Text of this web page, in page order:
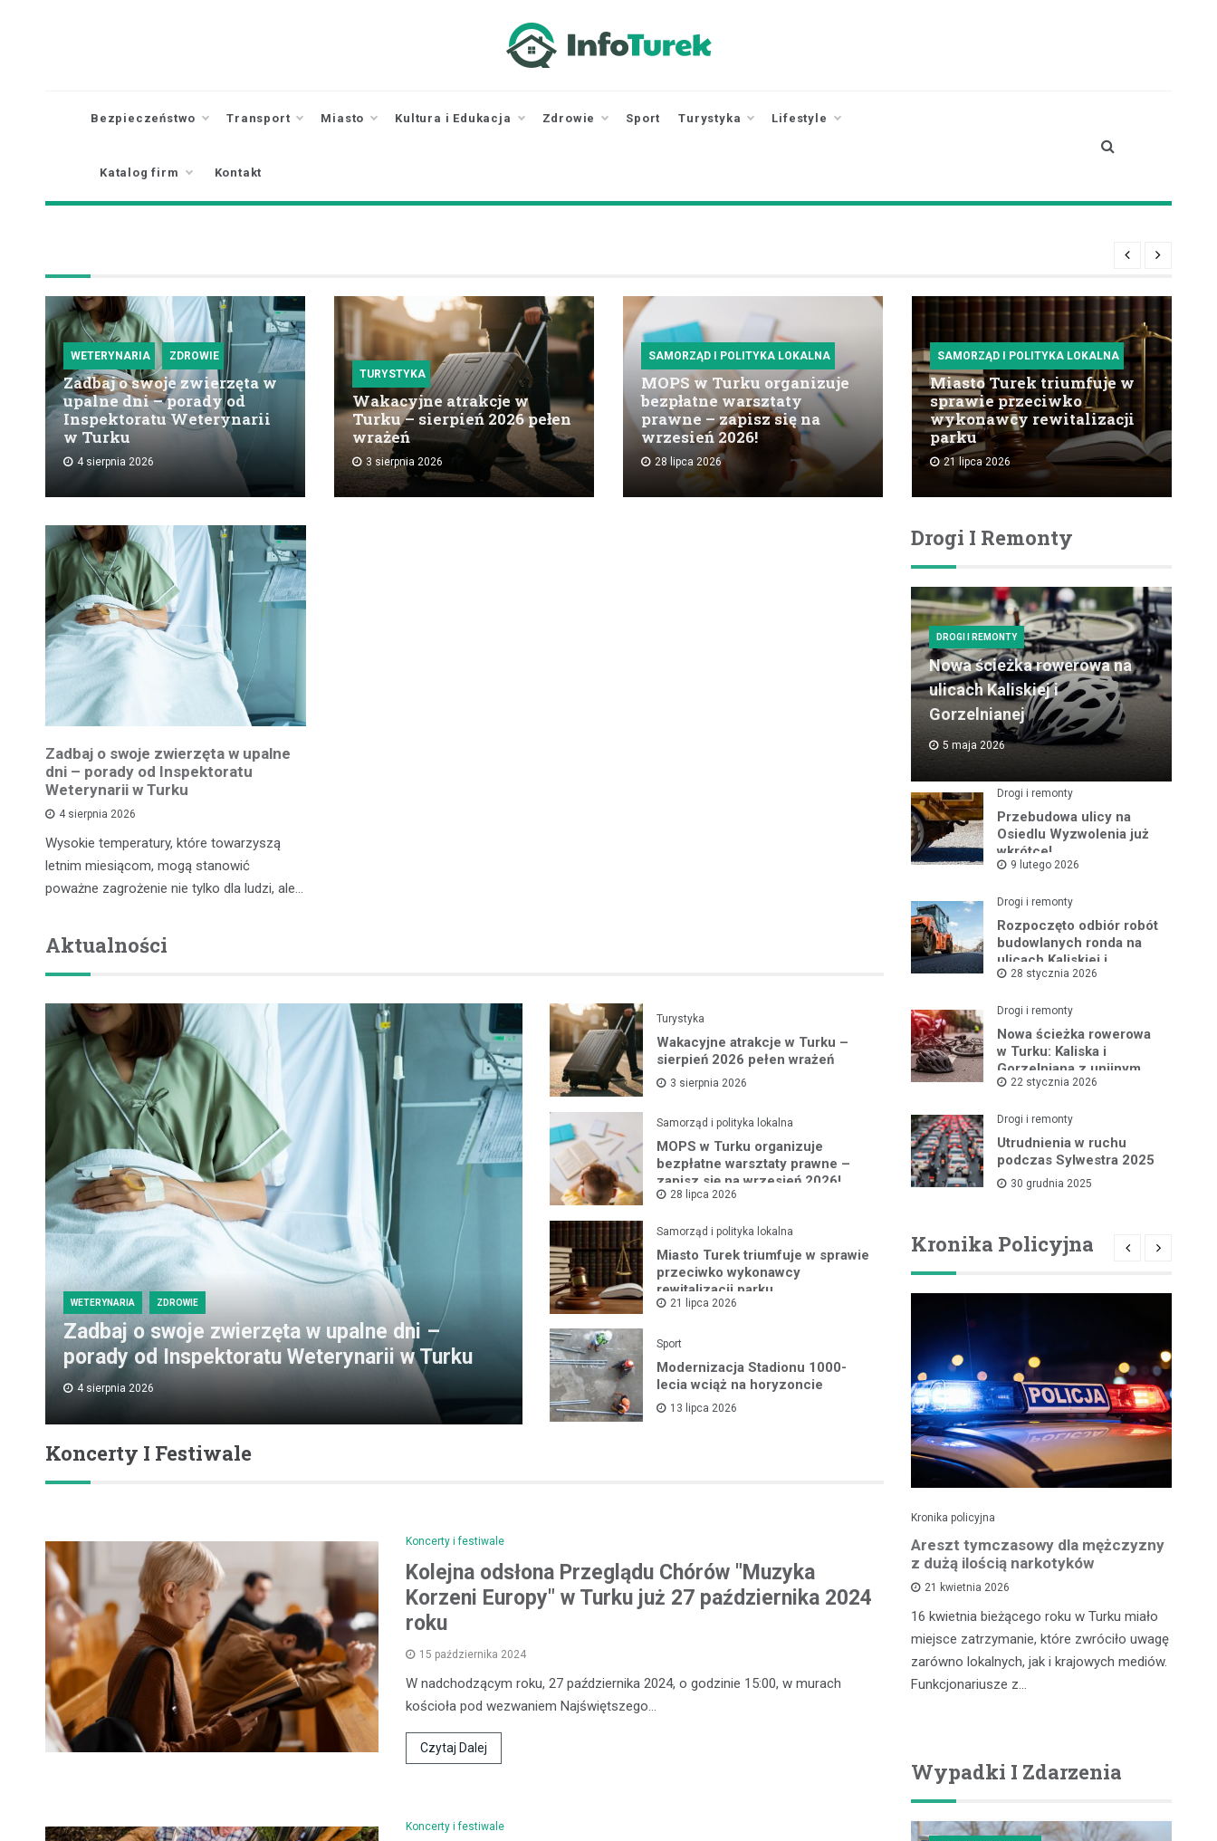
Bezpieczeństwo Transport Miasto Kultura i Edukacja Zdrowie Sport Turystyka Lifestyle
Katalog firm Kontakt
WETERYNARIA ZDROWIE
Zadbaj o swoje zwierzęta w
upalne dni – porady od
Inspektoratu Weterynarii
w Turku
4 sierpnia 2026
TURYSTYKA
Wakacyjne atrakcje w
Turku – sierpień 2026 pełen
wrażeń
3 sierpnia 2026
SAMORZĄD I POLITYKA LOKALNA
MOPS w Turku organizuje
bezpłatne warsztaty
prawne – zapisz się na
wrzesień 2026!
28 lipca 2026
SAMORZĄD I POLITYKA LOKALNA
Miasto Turek triumfuje w
sprawie przeciwko
wykonawcy rewitalizacji
parku
21 lipca 2026
Zadbaj o swoje zwierzęta w upalne
dni – porady od Inspektoratu
Weterynarii w Turku
4 sierpnia 2026
Wysokie temperatury, które towarzyszą
letnim miesiącom, mogą stanowić
poważne zagrożenie nie tylko dla ludzi, ale…
Aktualności
WETERYNARIA ZDROWIE
Zadbaj o swoje zwierzęta w upalne dni –
porady od Inspektoratu Weterynarii w Turku
4 sierpnia 2026
Turystyka
Wakacyjne atrakcje w Turku –
sierpień 2026 pełen wrażeń
3 sierpnia 2026
Samorząd i polityka lokalna
MOPS w Turku organizuje
bezpłatne warsztaty prawne –
zapisz się na wrzesień 2026!
28 lipca 2026
Samorząd i polityka lokalna
Miasto Turek triumfuje w sprawie
przeciwko wykonawcy
rewitalizacji parku
21 lipca 2026
Sport
Modernizacja Stadionu 1000-
lecia wciąż na horyzoncie
13 lipca 2026
Koncerty I Festiwale
Koncerty i festiwale
Kolejna odsłona Przeglądu Chórów "Muzyka
Korzeni Europy" w Turku już 27 października 2024
roku
15 października 2024
W nadchodzącym roku, 27 października 2024, o godzinie 15:00, w murach
kościoła pod wezwaniem Najświętszego…
Czytaj Dalej
Koncerty i festiwale
Drogi I Remonty
DROGI I REMONTY
Nowa ścieżka rowerowa na
ulicach Kaliskiej i
Gorzelnianej
5 maja 2026
Drogi i remonty
Przebudowa ulicy na
Osiedlu Wyzwolenia już
wkrótce!
9 lutego 2026
Drogi i remonty
Rozpoczęto odbiór robót
budowlanych ronda na
ulicach Kaliskiej i
Młodych
28 stycznia 2026
Drogi i remonty
Nowa ścieżka rowerowa
w Turku: Kaliska i
Gorzelniana z unijnym
wsparciem
22 stycznia 2026
Drogi i remonty
Utrudnienia w ruchu
podczas Sylwestra 2025
30 grudnia 2025
Kronika Policyjna
tytoniu ujawniona podczas kontroli
drogowej
30 marca 2026
wzbudziło ich czujność. Szczegółowe
sprawdzenie ujawniło znaczne ilości tytoniu
Kronika policyjna
Areszt tymczasowy dla mężczyzny
z dużą ilością narkotyków
21 kwietnia 2026
16 kwietnia bieżącego roku w Turku miało
miejsce zatrzymanie, które zwróciło uwagę
zarówno lokalnych, jak i krajowych mediów.
Funkcjonariusze z…
Wypadki I Zdarzenia